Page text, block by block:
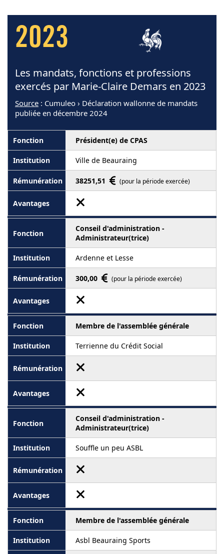
2023
Les mandats, fonctions et professions
exercés par Marie-Claire Demars en 2023
Source : Cumuleo › Déclaration wallonne de mandats
publiée en décembre 2024
Président(e) de CPAS
Ville de Beauraing
38251,51 (pour la période exercée)
Conseil d'administration -
Administrateur(trice)
Ardenne et Lesse
300,00 (pour la période exercée)
Membre de l'assemblée générale
Terrienne du Crédit Social
Conseil d'administration -
Administrateur(trice)
Souffle un peu ASBL
Membre de l'assemblée générale
Asbl Beauraing Sports